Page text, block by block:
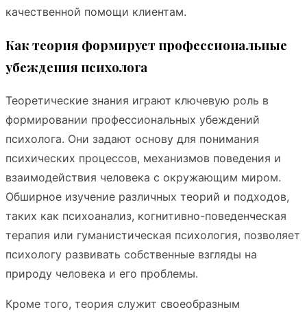
качественной помощи клиентам.
Как теория формирует профессиональные
убеждения психолога
Теоретические знания играют ключевую роль в
формировании профессиональных убеждений
психолога. Они задают основу для понимания
психических процессов, механизмов поведения и
взаимодействия человека с окружающим миром.
Обширное изучение различных теорий и подходов,
таких как психоанализ, когнитивно-поведенческая
терапия или гуманистическая психология, позволяет
психологу развивать собственные взгляды на
природу человека и его проблемы.
Кроме того, теория служит своеобразным